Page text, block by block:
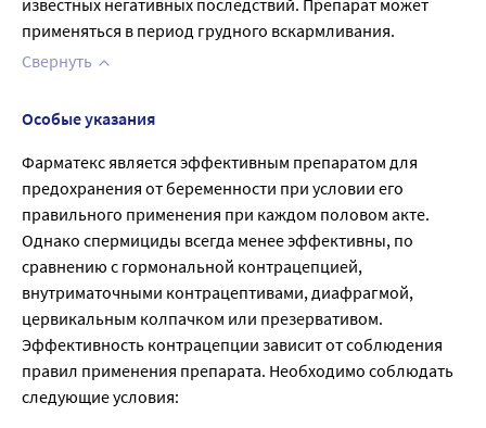
известных негативных последствий. Препарат может
применяться в период грудного вскармливания.
Свернуть
Особые указания
Фарматекс является эффективным препаратом для
предохранения от беременности при условии его
правильного применения при каждом половом акте.
Однако спермициды всегда менее эффективны, по
сравнению с гормональной контрацепцией,
внутриматочными контрацептивами, диафрагмой,
цервикальным колпачком или презервативом.
Эффективность контрацепции зависит от соблюдения
правил применения препарата. Необходимо соблюдать
следующие условия: